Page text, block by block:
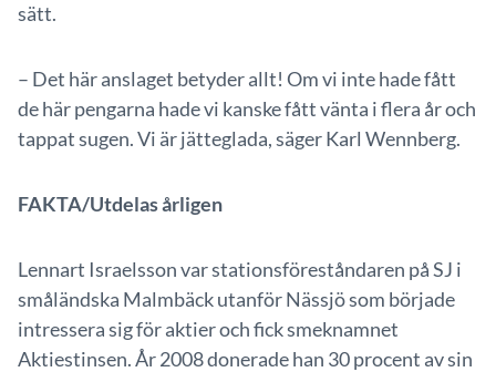
sätt.
– Det här anslaget betyder allt! Om vi inte hade fått
de här pengarna hade vi kanske fått vänta i flera år och
tappat sugen. Vi är jätteglada, säger Karl Wennberg.
FAKTA/Utdelas årligen
Lennart Israelsson var stationsföreståndaren på SJ i
småländska Malmbäck utanför Nässjö som började
intressera sig för aktier och fick smeknamnet
Aktiestinsen. År 2008 donerade han 30 procent av sin